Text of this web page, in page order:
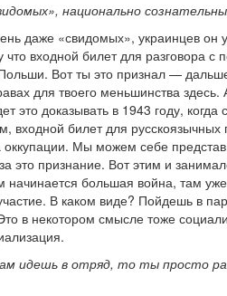
национально
даже «свидомых», украинцев он
что входной билет для разговора
Вот ты это признал —
для твоего меньшинства
это доказывать в 1943 году,
входной билет для
Мы можем себе
это признание. Вот этим и
начинается большая война, там
В каком виде? Пойдешь в
в некотором смысле тоже
идешь в отряд, то ты просто